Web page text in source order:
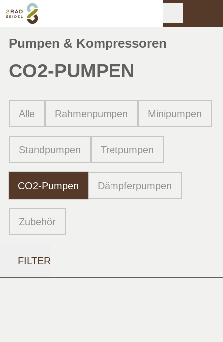
Pumpen & Kompressoren
CO2-PUMPEN
Alle Rahmenpumpen Minipumpen
Standpumpen Tretpumpen
CO2-Pumpen Dämpferpumpen
Zubehör
FILTER